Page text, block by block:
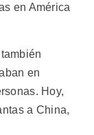
en América
en
Hoy,
a China,